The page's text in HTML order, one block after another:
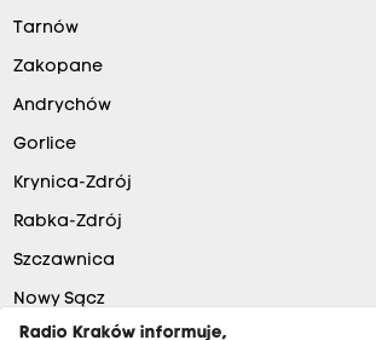
Tarnów
Zakopane
Andrychów
Gorlice
Krynica-Zdrój
Rabka-Zdrój
Szczawnica
Nowy Sącz
Radio Kraków informuje,